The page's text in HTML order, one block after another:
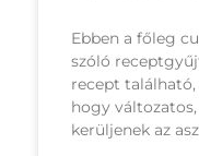
Ebben a főleg
szóló
recept
hogy
kerüljenek az